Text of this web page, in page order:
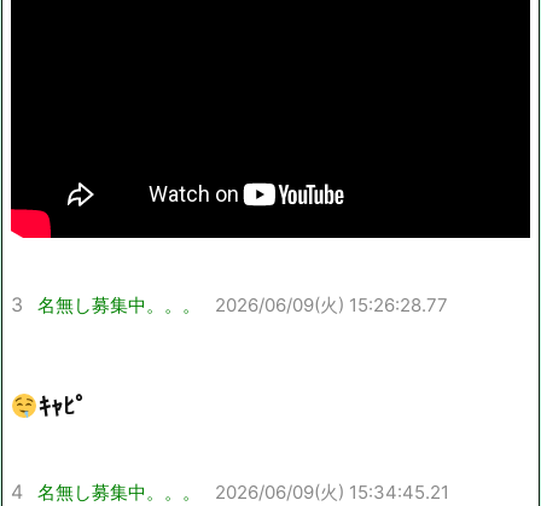
3 名無し募集中。。。 2026/06/09(火) 15:26:28.77
ｷｬﾋﾟ
4 名無し募集中。。。 2026/06/09(火) 15:34:45.21